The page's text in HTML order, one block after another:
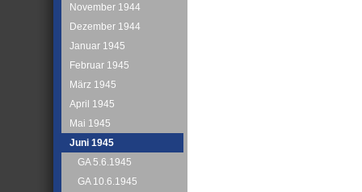
November 1944
Dezember 1944
Januar 1945
Februar 1945
März 1945
April 1945
Mai 1945
Juni 1945
GA 5.6.1945
GA 10.6.1945